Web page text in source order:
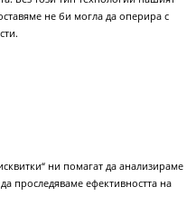
не би могла да оперира с
ни помагат да анализираме
проследяваме ефективността на